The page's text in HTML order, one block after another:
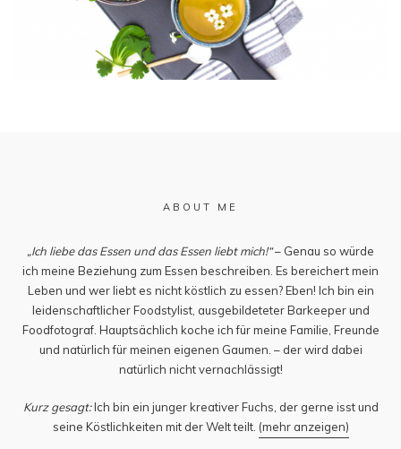
ABOUT ME
„Ich liebe das Essen und das Essen liebt mich!“– Genau so würde
ich meine Beziehung zum Essen beschreiben. Es bereichert mein
Leben und wer liebt es nicht köstlich zu essen? Eben! Ich bin ein
leidenschaftlicher Foodstylist, ausgebildeteter Barkeeper und
Foodfotograf. Hauptsächlich koche ich für meine Familie, Freunde
und natürlich für meinen eigenen Gaumen. – der wird dabei
natürlich nicht vernachlässigt!
Kurz gesagt:Ich bin ein junger kreativer Fuchs, der gerne isst und
seine Köstlichkeiten mit der Welt teilt. (mehr anzeigen)